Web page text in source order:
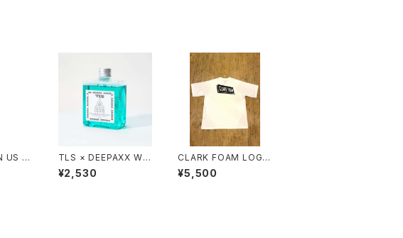
US N
SH
ルソッ
TLS × DEEPAXX WE
TSUITS SHAMPOO
¥2,530
CLARK FOAM LOGO
S/S TEE
¥5,500